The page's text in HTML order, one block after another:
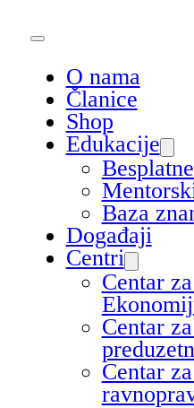
O nama
Članice
Shop
Edukacije
Baza
Događaji
Centri
Centar
Centar
Centar